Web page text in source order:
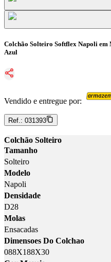
Colchão Solteiro Softflex Napoli em
Azul
Vendido e entregue por:
Ref.: 031393
Colchão Solteiro
Tamanho
Solteiro
Modelo
Napoli
Densidade
D28
Molas
Ensacadas
Dimensoes Do Colchao
088X188X30